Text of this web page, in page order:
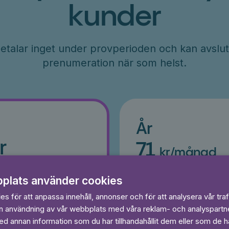
kunder
inget under provperioden och kan
prenumeration när som helst.
År
71kr/månad
Ingen bindningstid
använder cookies
för att anpassa innehåll, annonser och för att analysera vår
användning av vår webbplats med våra reklam- och
annan information som du har tillhandahållit dem eller som de